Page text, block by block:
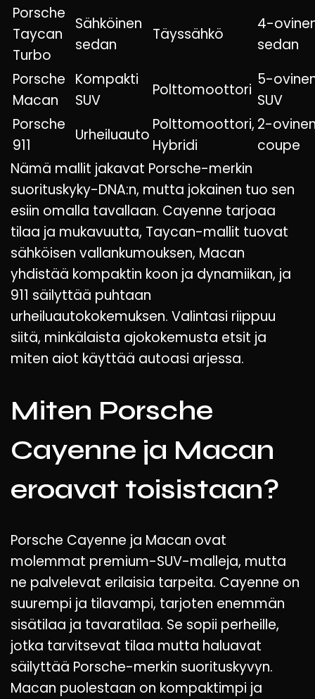
Porsche
Taycan
Turbo
Sähköinen
sedan
Täyssähkö
4-
sedan
Porsche
Macan
Kompakti
SUV
Polttomoottori
5-
SUV
Porsche
911
Urheiluauto
Polttomoottori,
Hybridi
2-
coupe
Nämä mallit jakavat Porsche-merkin
suorituskyky-DNA:n, mutta jokainen tuo sen
esiin omalla tavallaan. Cayenne tarjoaa
tilaa ja mukavuutta, Taycan-mallit tuovat
sähköisen vallankumouksen, Macan
yhdistää kompaktin koon ja dynamiikan, ja
911 säilyttää puhtaan
urheiluautokokemuksen. Valintasi riippuu
siitä, minkälaista ajokokemusta etsit ja
miten aiot käyttää autoasi arjessa.
Miten Porsche
Cayenne ja Macan
eroavat toisistaan?
Porsche Cayenne ja Macan ovat
molemmat premium-SUV-malleja, mutta
ne palvelevat erilaisia tarpeita. Cayenne on
suurempi ja tilavampi, tarjoten enemmän
sisätilaa ja tavaratilaa. Se sopii perheille,
jotka tarvitsevat tilaa mutta haluavat
säilyttää Porsche-merkin suorituskyvyn.
Macan puolestaan on kompaktimpi ja